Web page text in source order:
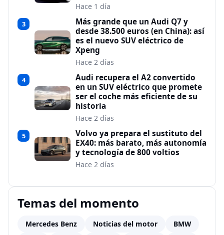
Hace 1 día
3
Más grande que un Audi Q7 y
desde 38.500 euros (en China): así
es el nuevo SUV eléctrico de
Xpeng
Hace 2 días
4
Audi recupera el A2 convertido
en un SUV eléctrico que promete
ser el coche más eficiente de su
historia
Hace 2 días
5
Volvo ya prepara el sustituto del
EX40: más barato, más autonomía
y tecnología de 800 voltios
Hace 2 días
Temas del momento
Mercedes Benz Noticias del motor BMW